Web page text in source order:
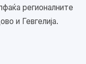
регионалните
и Гевгелија.